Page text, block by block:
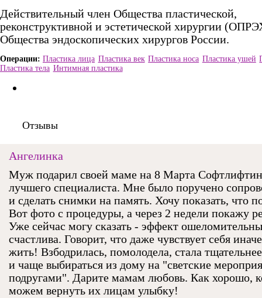
Действительный член Общества пластической,
реконструктивной и эстетической хирургии
Общества эндоскопических хирургов России.
Пластика лица Пластика век Пластика носа Пластика ушей
Пластика тела Интимная пластика
Отзывы
Ангелинка
Муж подарил своей маме на 8 Марта
лучшего специалиста. Мне было поручено
и сделать снимки на память. Хочу показать, что
Вот фото с процедуры, а через 2 недели покажу
Уже сейчас могу сказать - эффект
счастлива. Говорит, что даже чувствует себя
жить! Взбодрилась, помолодела, стала тщательнее
и чаще выбираться из дому на "светские
подругами". Дарите мамам любовь. Как хорошо,
можем вернуть их лицам улыбку!